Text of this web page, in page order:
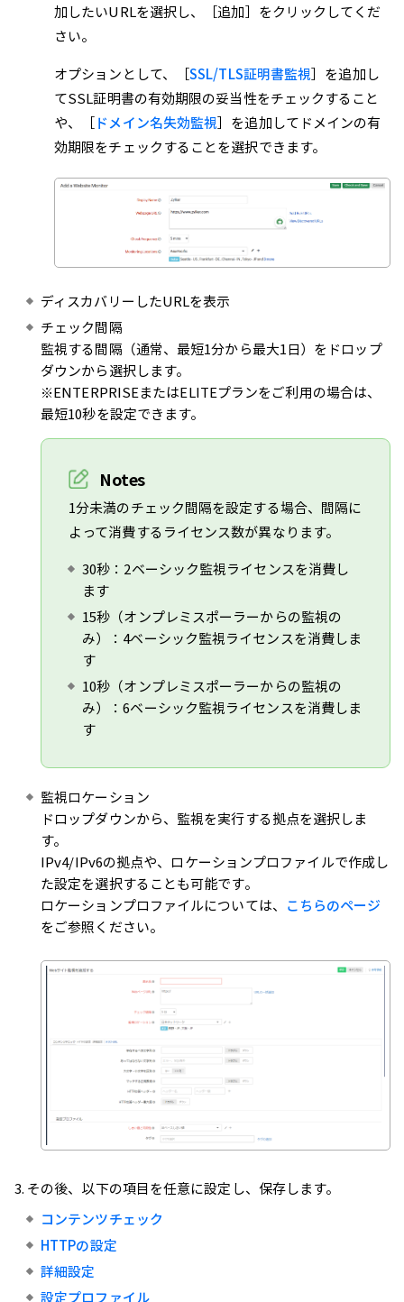
加したいURLを選択し、［追加］をクリックしてくだ
さい。
オプションとして、［SSL/TLS証明書監視］を追加し
てSSL証明書の有効期限の妥当性をチェックすること
や、［ドメイン名失効監視］を追加してドメインの有
効期限をチェックすることを選択できます。
ディスカバリーしたURLを表示
チェック間隔
監視する間隔（通常、最短1分から最大1日）をドロップ
ダウンから選択します。
※ENTERPRISEまたはELITEプランをご利用の場合は、
最短10秒を設定できます。
Notes
1分未満のチェック間隔を設定する場合、間隔に
よって消費するライセンス数が異なります。
30秒：2ベーシック監視ライセンスを消費し
ます
15秒（オンプレミスポーラーからの監視の
み）：4ベーシック監視ライセンスを消費しま
す
10秒（オンプレミスポーラーからの監視の
み）：6ベーシック監視ライセンスを消費しま
す
監視ロケーション
ドロップダウンから、監視を実行する拠点を選択しま
す。
IPv4/IPv6の拠点や、ロケーションプロファイルで作成し
た設定を選択することも可能です。
ロケーションプロファイルについては、 こちらのページ
をご参照ください。
その後、以下の項目を任意に設定し、保存します。
コンテンツチェック
HTTPの設定
詳細設定
設定プロファイル